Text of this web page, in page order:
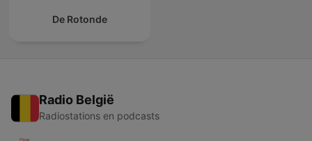
De Rotonde
Radio België
Radiostations en podcasts